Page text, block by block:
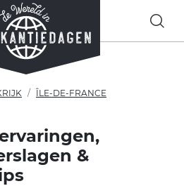
ÎLE-DE-FRANCE
&